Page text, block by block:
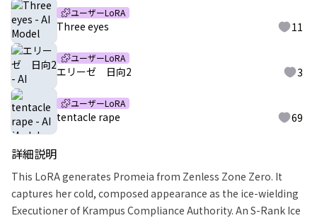
ユーザーLoRA
Three eyes 11
ユーザーLoRA
エリーゼ 日向2 3
ユーザーLoRA
tentacle rape 69
詳細説明
This LoRA generates Promeia from Zenless Zone Zero. It
captures her cold, composed appearance as the ice-wielding
Executioner of Krampus Compliance Authority. An S-Rank Ice